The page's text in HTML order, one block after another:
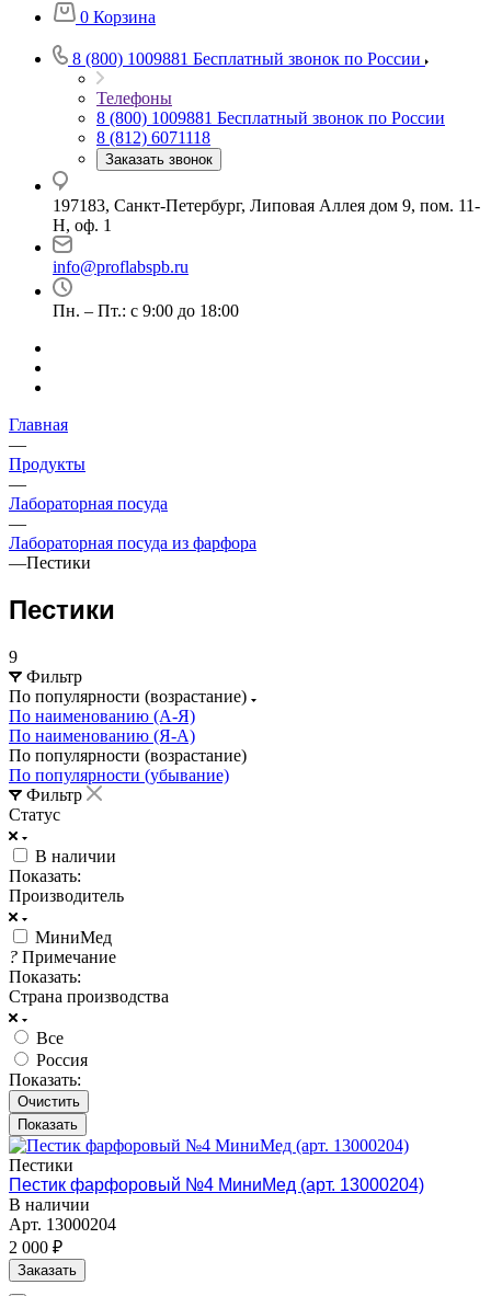
0 Корзина
8 (800) 1009881 Бесплатный звонок по России
Телефоны
8 (800) 1009881 Бесплатный звонок по России
8 (812) 6071118
Заказать звонок
197183, Санкт-Петербург, Липовая Аллея дом 9, пом. 11-
Н, оф. 1
info@proflabspb.ru
Пн. – Пт.: с 9:00 до 18:00
Главная
—
Продукты
—
Лабораторная посуда
—
Лабораторная посуда из фарфора
—Пестики
Пестики
9
Фильтр
По популярности (возрастание)
По наименованию (А-Я)
По наименованию (Я-А)
По популярности (возрастание)
По популярности (убывание)
Фильтр
Статус
В наличии
Показать:
Производитель
МиниМед
? Примечание
Показать:
Страна производства
Все
Россия
Показать:
Очистить
Пестики
Пестик фарфоровый №4 МиниМед (арт. 13000204)
В наличии
Арт. 13000204
2 000 ₽
Заказать